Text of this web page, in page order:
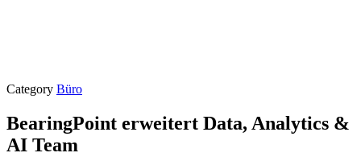
Category Büro
BearingPoint erweitert Data, Analytics &
AI Team